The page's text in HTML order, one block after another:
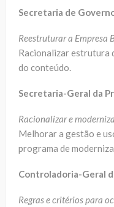
Secretaria de
Reestruturar a Empresa
Racionalizar estrutura
do conteúdo.
Secretaria-Geral da
Racionalizar e
Melhorar a gestão e
programa de
Controladoria-Geral
Regras e critérios para